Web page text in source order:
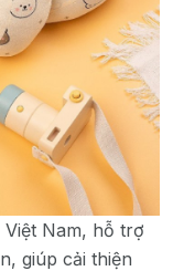
Nam, hỗ trợ
giúp cải thiện